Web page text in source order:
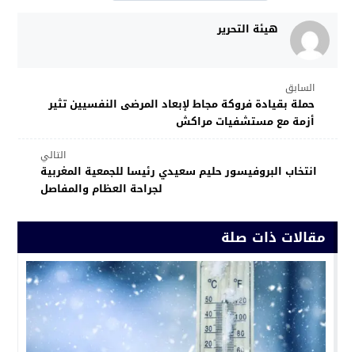
هيئة التحرير
السابق
حملة بقيادة فروكة مجاط لإبعاد المرضى النفسيين تثير
أزمة مع مستشفيات مراكش
التالي
انتخاب البروفيسور حليم سعيدي رئيسا للجمعية المغربية
لجراحة العظام والمفاصل
مقالات ذات صلة